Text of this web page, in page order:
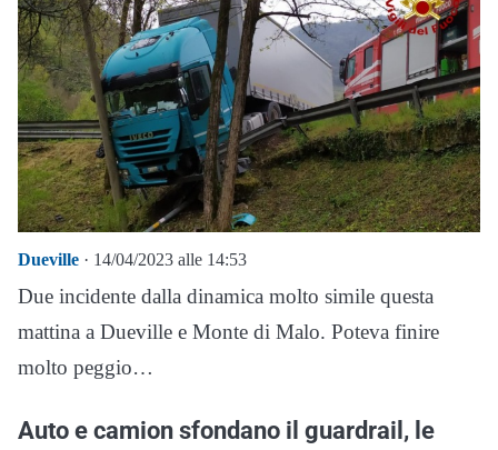
Dueville · 14/04/2023 alle 14:53
Due incidente dalla dinamica molto simile questa
mattina a Dueville e Monte di Malo. Poteva finire
molto peggio…
Auto e camion sfondano il guardrail, le